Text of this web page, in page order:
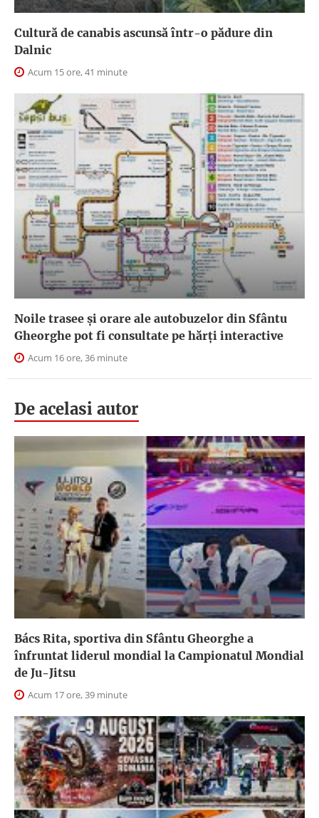
Cultură de canabis ascunsă într-o pădure din
Dalnic
Acum 15 ore, 41 minute
Noile trasee și orare ale autobuzelor din Sfântu
Gheorghe pot fi consultate pe hărți interactive
Acum 16 ore, 36 minute
De acelasi autor
Bács Rita, sportiva din Sfântu Gheorghe a
înfruntat liderul mondial la Campionatul Mondial
de Ju-Jitsu
Acum 17 ore, 39 minute